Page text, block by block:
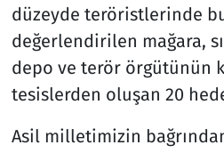
düzeyde teröristlerinde
değerlendirilen mağara,
depo ve terör örgütünün
tesislerden oluşan 20
Asil milletimizin